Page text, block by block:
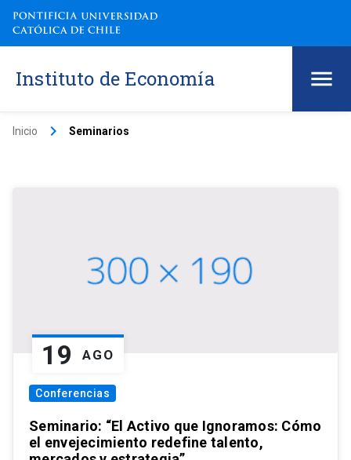
Instituto de Economía
Inicio keyboard_arrow_right Seminarios
19 AGO
Conferencias
Seminario: “El Activo que Ignoramos: Cómo
el envejecimiento redefine talento,